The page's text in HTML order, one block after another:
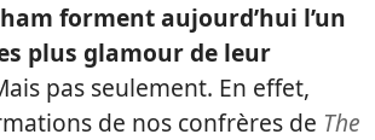
forment aujourd’hui l’un
plus glamour de leur
pas seulement. En effet,
de nos confrères de The